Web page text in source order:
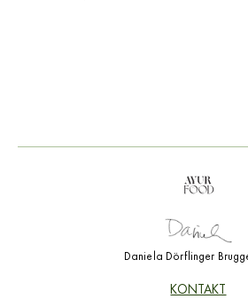
Daniela Dörflinger
KONTAKT